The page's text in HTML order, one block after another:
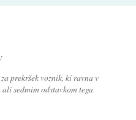
:
prekršek voznik, ki ravna v
sedmim odstavkom tega